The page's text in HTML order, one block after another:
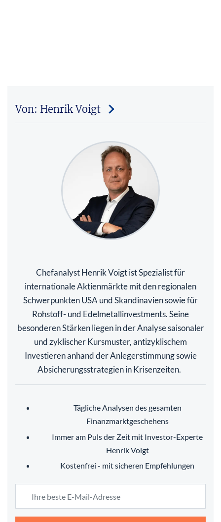
Von: Henrik Voigt
Chefanalyst Henrik Voigt ist Spezialist für
internationale Aktienmärkte mit den regionalen
Schwerpunkten USA und Skandinavien sowie für
Rohstoff- und Edelmetallinvestments. Seine
besonderen Stärken liegen in der Analyse saisonaler
und zyklischer Kursmuster, antizyklischem
Investieren anhand der Anlegerstimmung sowie
Absicherungsstrategien in Krisenzeiten.
Tägliche Analysen des gesamten
Finanzmarktgeschehens
Immer am Puls der Zeit mit Investor-Experte
Henrik Voigt
Kostenfrei - mit sicheren Empfehlungen